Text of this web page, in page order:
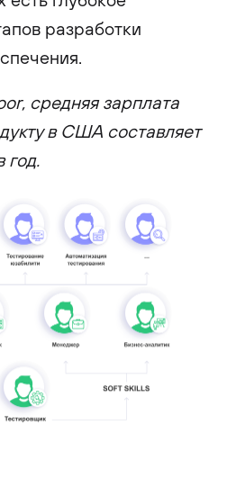
разработки
средняя зарплата
в США составляет
год.